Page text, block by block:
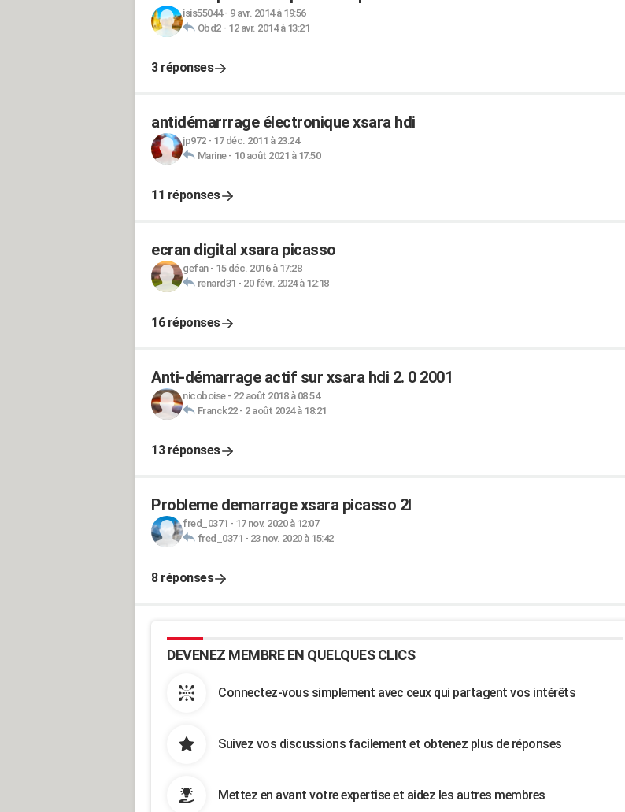
isis55044- 9 avr. 2014 à 19:56
Obd2- 12 avr. 2014 à 13:21
3 réponses
antidémarrrage électronique xsara hdi
jp972- 17 déc. 2011 à 23:24
Marine- 10 août 2021 à 17:50
11 réponses
ecran digital xsara picasso
gefan- 15 déc. 2016 à 17:28
renard31 - 20 févr. 2024 à 12:18
16 réponses
Anti-démarrage actif sur xsara hdi 2. 0 2001
nicoboise- 22 août 2018 à 08:54
Franck22- 2 août 2024 à 18:21
13 réponses
Probleme demarrage xsara picasso 2l
fred_0371 - 17 nov. 2020 à 12:07
fred_0371 - 23 nov. 2020 à 15:42
8 réponses
DEVENEZ MEMBRE EN QUELQUES CLICS
Connectez-vous simplement avec ceux qui partagent vos intérêts
Suivez vos discussions facilement et obtenez plus de réponses
Mettez en avant votre expertise et aidez les autres membres